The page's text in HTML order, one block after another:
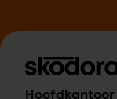
Hoofdkantoor